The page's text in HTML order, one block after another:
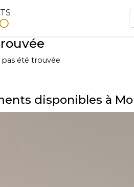
été trouvée
disponibles à